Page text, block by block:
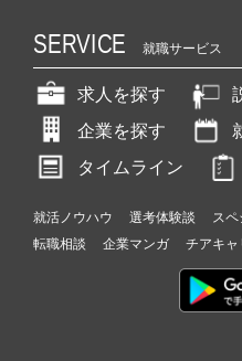
SERVICE 就職サービス
求人を探す
企業を探す
タイムライン
就活ノウハウ 選考体験談 ス
転職相談
企業マンガ チアキャ